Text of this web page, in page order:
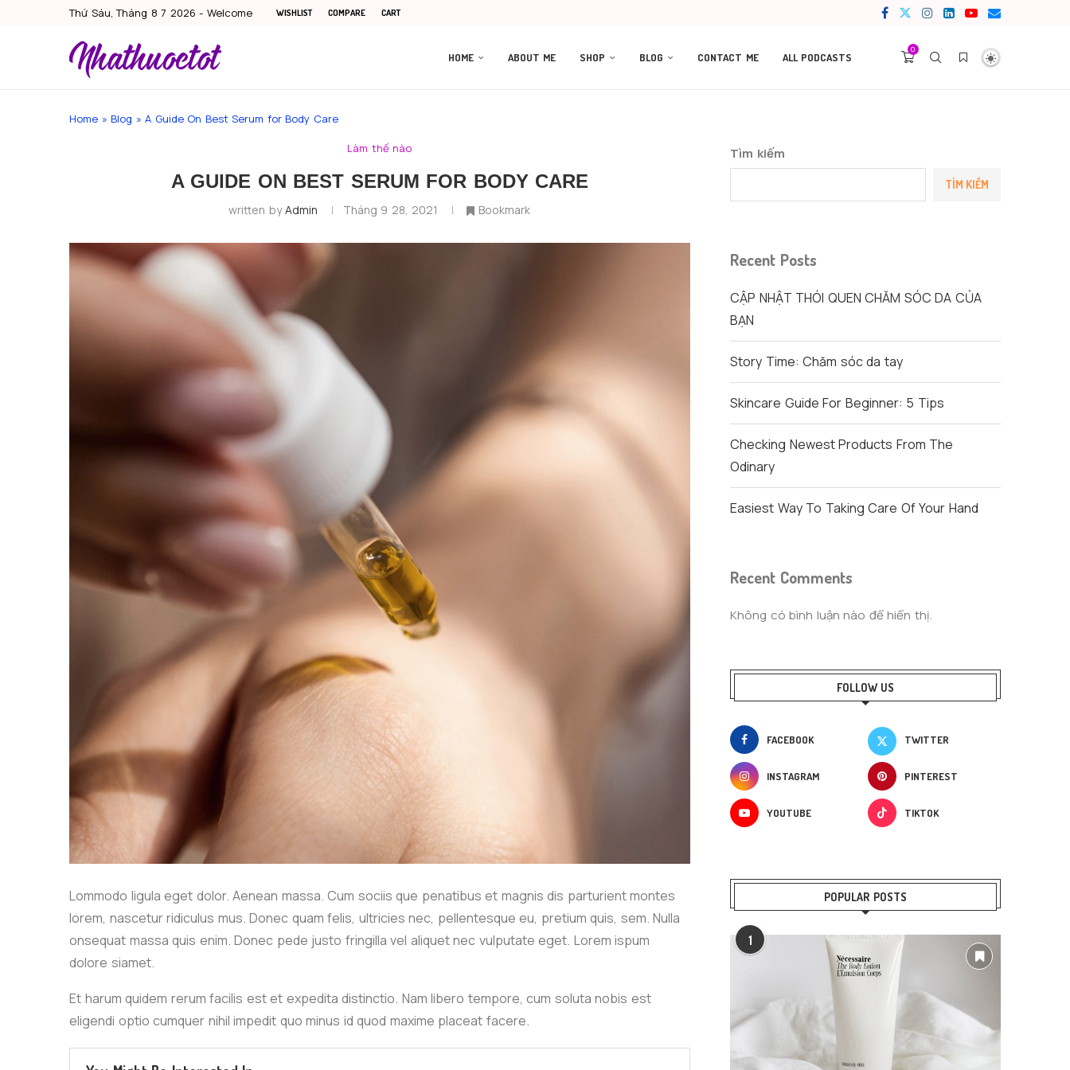
Thứ Sáu, Tháng 8 7 2026 - Welcome WISHLIST COMPARE CART
HOME ABOUT ME SHOP BLOG CONTACT ME ALL PODCASTS
0
Home » Blog » A Guide On Best Serum for Body Care
Làm thế nào
A GUIDE ON BEST SERUM FOR BODY CARE
written byAdmin Tháng 9 28, 2021 Bookmark
Lommodo ligula eget dolor. Aenean massa. Cum sociis que penatibus et magnis dis parturient montes
lorem, nascetur ridiculus mus. Donec quam felis, ultricies nec, pellentesque eu, pretium quis, sem. Nulla
onsequat massa quis enim. Donec pede justo fringilla vel aliquet nec vulputate eget. Lorem ispum
dolore siamet.
Et harum quidem rerum facilis est et expedita distinctio. Nam libero tempore, cum soluta nobis est
eligendi optio cumquer nihil impedit quo minus id quod maxime placeat facere.
Tìm kiếm
TÌM KIẾM
Recent Posts
CẬP NHẬT THÓI QUEN CHĂM SÓC DA CỦA
BẠN
Story Time: Chăm sóc da tay
Skincare Guide For Beginner: 5 Tips
Checking Newest Products From The
Odinary
Easiest Way To Taking Care Of Your Hand
Recent Comments
Không có bình luận nào để hiển thị.
FOLLOW US
FACEBOOK TWITTER
INSTAGRAM PINTEREST
YOUTUBE TIKTOK
POPULAR POSTS
1